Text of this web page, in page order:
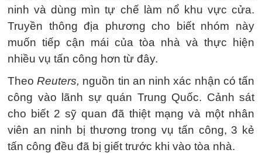
ninh và dùng mìn tự chế làm nổ khu vực cửa.
Truyền thông địa phương cho biết nhóm này
muốn tiếp cận mái của tòa nhà và thực hiện
nhiều vụ tấn công hơn từ đây.
TheoReuters, nguồn tin an ninh xác nhận có tấn
công vào lãnh sự quán Trung Quốc. Cảnh sát
cho biết 2 sỹ quan đã thiệt mạng và một nhân
viên an ninh bị thương trong vụ tấn công, 3 kẻ
tấn công đều đã bị giết trước khi vào tòa nhà.